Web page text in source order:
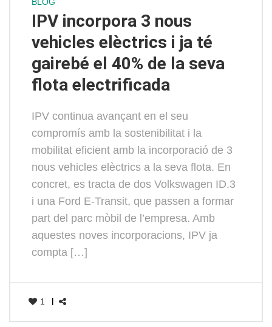
IPV incorpora 3 nous
vehicles elèctrics i ja té
gairebé el 40% de la seva
flota electrificada
IPV continua avançant en el seu
compromís amb la sostenibilitat i la
mobilitat eficient amb la incorporació de 3
nous vehicles elèctrics a la seva flota. En
concret, es tracta de dos Volkswagen ID.3
i una Ford E-Transit, que passen a formar
part del parc mòbil de l’empresa. Amb
aquestes noves incorporacions, IPV ja
compta […]
1